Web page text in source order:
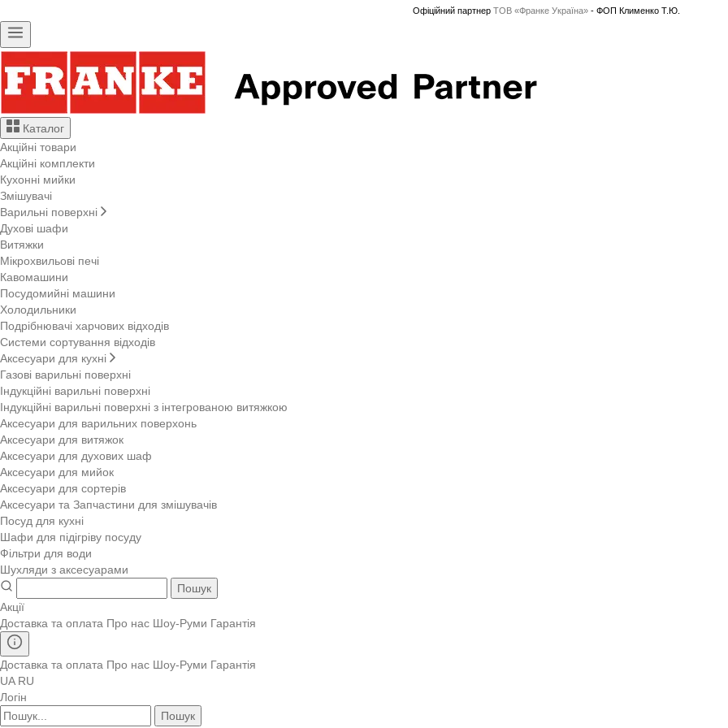
Офіційний партнер ТОВ «Франке Україна»- ФОП Клименко Т.Ю.
Каталог
Акційні товари
Акційні комплекти
Кухонні мийки
Змішувачі
Варильні поверхні
Духові шафи
Витяжки
Мікрохвильові печі
Кавомашини
Посудомийні машини
Холодильники
Подрібнювачі харчових відходів
Системи сортування відходів
Аксесуари для кухні
Газові варильні поверхні
Індукційні варильні поверхні
Індукційні варильні поверхні з інтегрованою витяжкою
Аксесуари для варильних поверхонь
Аксесуари для витяжок
Аксесуари для духових шаф
Аксесуари для мийок
Аксесуари для сортерів
Аксесуари та Запчастини для змішувачів
Посуд для кухні
Шафи для підігріву посуду
Фільтри для води
Шухляди з аксесуарами
Пошук
Акції
Доставка та оплата Про нас Шоу-Руми Гарантія
Доставка та оплата Про нас Шоу-Руми Гарантія
UA RU
Логін
Пошук